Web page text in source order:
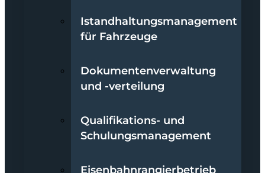
Istandhaltungsmanagement
für Fahrzeuge
Dokumentenverwaltung
und -verteilung
Qualifikations- und
Schulungsmanagement
Eisenbahnrangierbetrieb